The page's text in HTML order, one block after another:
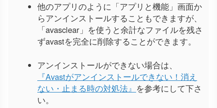
他のアプリのように「アプリと機能」画面か
らアンインストールすることもできますが、
「avasclear」を使うと余計なファイルを残さ
ずavastを完全に削除することができます。
アンインストールができない場合は、
『Avastがアンインストールできない！消え
ない・止まる時の対処法』 を参考にして下さ
い。